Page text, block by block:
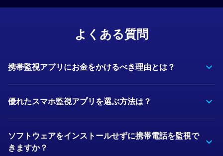
よくある質問
携帯監視アプリにお金をかけるべき理由とは？
優れたスマホ監視アプリを選ぶ方法は？
ソフトウェアをインストールせずに携帯電話を監視で
きますか？